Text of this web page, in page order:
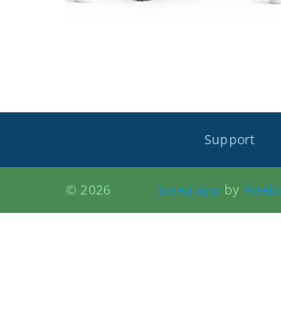
Support
© 2026 Sarea.app by